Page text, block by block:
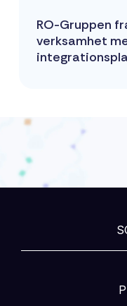
RO-Gruppen
verksamhet